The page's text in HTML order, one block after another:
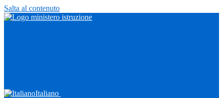
Salta al contenuto
Italiano